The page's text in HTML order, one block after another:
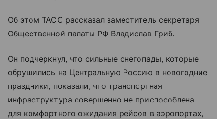
Об этом ТАСС рассказал заместитель секретаря
Общественной палаты РФ Владислав Гриб.
Он подчеркнул, что сильные снегопады, которые
обрушились на Центральную Россию в новогодние
праздники, показали, что транспортная
инфраструктура совершенно не приспособлена
для комфортного ожидания рейсов в аэропортах,